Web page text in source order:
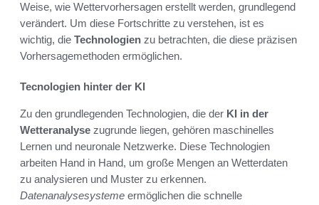
Weise, wie Wettervorhersagen erstellt werden, grundlegend
verändert. Um diese Fortschritte zu verstehen, ist es
wichtig, die Technologien zu betrachten, die diese präzisen
Vorhersagemethoden ermöglichen.
Tecnologien hinter der KI
Zu den grundlegenden Technologien, die der KI in der
Wetteranalyse zugrunde liegen, gehören maschinelles
Lernen und neuronale Netzwerke. Diese Technologien
arbeiten Hand in Hand, um große Mengen an Wetterdaten
zu analysieren und Muster zu erkennen.
Datenanalysesysteme ermöglichen die schnelle